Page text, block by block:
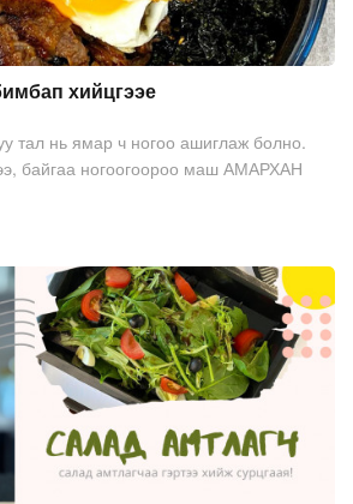
хийцгээе
тал нь ямар ч ногоо ашиглаж болно.
байгаа ногоогоороо маш АМАРХАН